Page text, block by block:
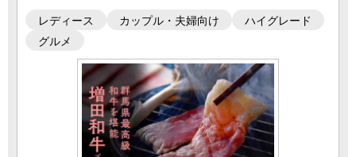
レディース カップル・夫婦向け
ハイグレード
グルメ